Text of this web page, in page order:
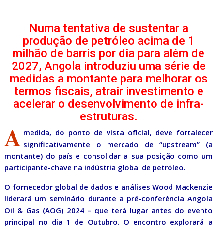
Numa tentativa de sustentar a
produção de petróleo acima de 1
milhão de barris por dia para além de
2027, Angola introduziu uma série de
medidas a montante para melhorar os
termos fiscais, atrair investimento e
acelerar o desenvolvimento de infra-
estruturas.
A medida, do ponto de vista oficial, deve fortalecer
significativamente o mercado de “upstream” (a
montante) do país e consolidar a sua posição como um
participante-chave na indústria global de petróleo.
O fornecedor global de dados e análises Wood Mackenzie
liderará um seminário durante a pré-conferência Angola
Oil & Gas (AOG) 2024 – que terá lugar antes do evento
principal no dia 1 de Outubro. O encontro explorará a